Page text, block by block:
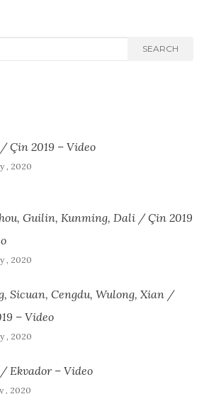
SEARCH
Çin 2019 – Video
, 2020
Guilin, Kunming, Dali / Çin 2019
, 2020
Sicuan, Cengdu, Wulong, Xian /
– Video
, 2020
Ekvador – Video
, 2020